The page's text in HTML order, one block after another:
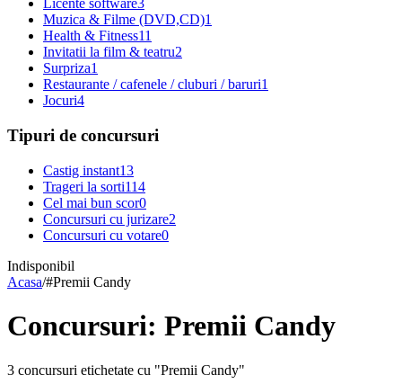
Licente software3
Muzica & Filme (DVD,CD)1
Health & Fitness11
Invitatii la film & teatru2
Surpriza1
Restaurante / cafenele / cluburi / baruri1
Jocuri4
Tipuri de concursuri
Castig instant13
Trageri la sorti114
Cel mai bun scor0
Concursuri cu jurizare2
Concursuri cu votare0
Indisponibil
Acasa/#Premii Candy
Concursuri: Premii Candy
3 concursuri etichetate cu "Premii Candy"